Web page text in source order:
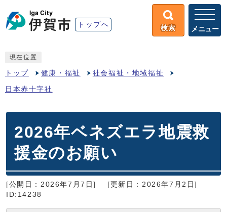
トップへ 検索 メニュー
現在位置
トップ 健康・福祉 社会福祉・地域福祉
日本赤十字社
2026年ベネズエラ地震救
援金のお願い
[公開日：2026年7月7日]
[更新日：2026年7月2日]
ID:14238